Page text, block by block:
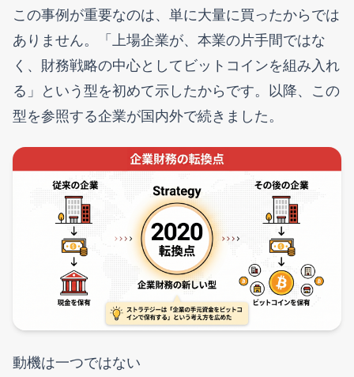
この事例が重要なのは、単に大量に買ったからでは
ありません。「上場企業が、本業の片手間ではな
く、財務戦略の中心としてビットコインを組み入れ
る」という型を初めて示したからです。以降、この
型を参照する企業が国内外で続きました。
動機は一つではない